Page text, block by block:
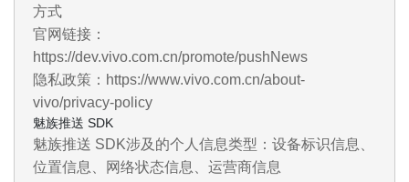
方式
官网链接：
https://dev.vivo.com.cn/promote/pushNews
隐私政策：https://www.vivo.com.cn/about-
vivo/privacy-policy
魅族推送 SDK
魅族推送 SDK涉及的个人信息类型：设备标识信息、
位置信息、网络状态信息、运营商信息